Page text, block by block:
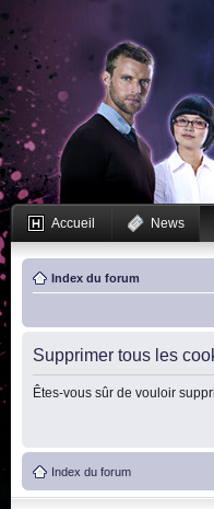
Accueil News
Index du forum
Supprimer tous les
Êtes-vous sûr de vouloir
Index du forum